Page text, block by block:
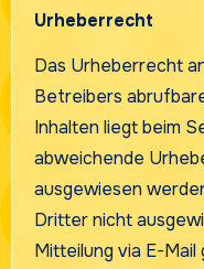
Urheberrecht
Das Urheberrecht
Betreibers
Inhalten liegt beim
abweichende
ausgewiesen
Dritter nicht
Mitteilung via E-